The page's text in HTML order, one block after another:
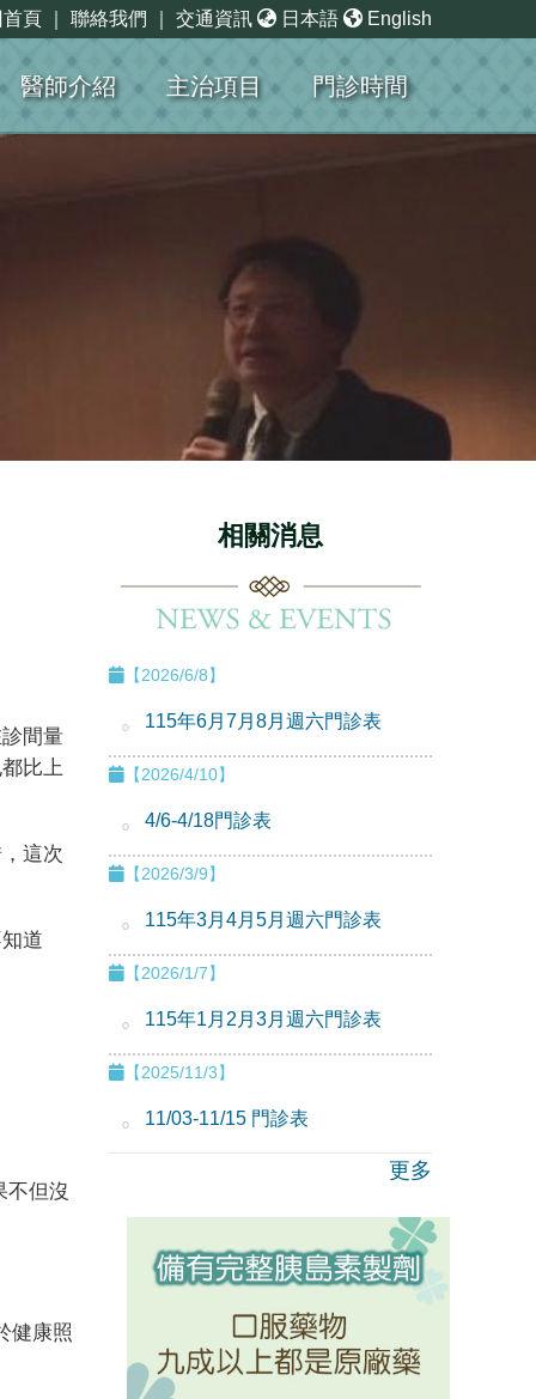
首頁 聯絡我們 交通資訊 日本語 English
醫師介紹 主治項目 門診時間
間量
比上
這次
道
不但沒
健康照
相關消息
【2026/6/8】
115年6月7月8月週六門診表
【2026/4/10】
4/6-4/18門診表
【2026/3/9】
115年3月4月5月週六門診表
【2026/1/7】
115年1月2月3月週六門診表
【2025/11/3】
11/03-11/15 門診表
更多